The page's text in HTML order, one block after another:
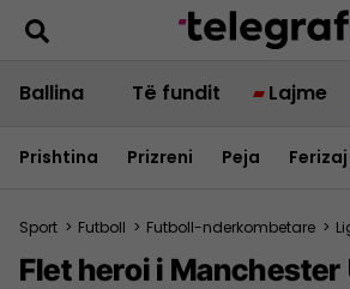
Ballina Të fundit Lajme
Prishtina Prizreni Peja Ferizaj
Sport > Futboll > Futboll-nderkombetare >
Flet heroi i Manchester